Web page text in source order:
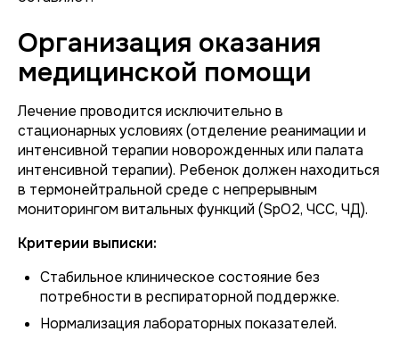
Организация оказания
медицинской помощи
Лечение проводится исключительно в
стационарных условиях (отделение реанимации и
интенсивной терапии новорожденных или палата
интенсивной терапии). Ребенок должен находиться
в термонейтральной среде с непрерывным
мониторингом витальных функций (SpO2, ЧСС, ЧД).
Критерии выписки:
Стабильное клиническое состояние без
потребности в респираторной поддержке.
Нормализация лабораторных показателей.